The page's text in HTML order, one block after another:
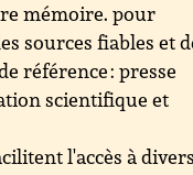
mémoire. pour
sources fiables et
référence : presse
scientifique et
l'accès à